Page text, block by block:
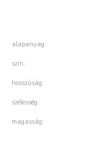
alapanyag
szín
hosszúság
szélesség
magasság